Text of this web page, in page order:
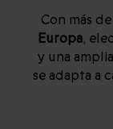
Con más de
Europa,
y una
se adapta a